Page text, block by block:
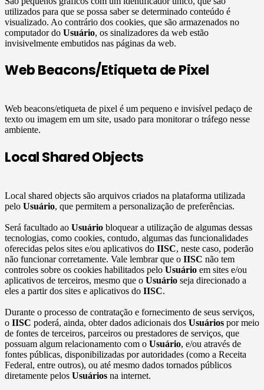
utilizados para que se possa saber se determinado conteúdo é
visualizado. Ao contrário dos cookies, que são armazenados no
computador do Usuário, os sinalizadores da web estão
invisivelmente embutidos nas páginas da web.
Web Beacons/Etiqueta de Pixel
Web beacons/etiqueta de pixel é um pequeno e invisível pedaço de
texto ou imagem em um site, usado para monitorar o tráfego nesse
ambiente.
Local Shared Objects
Local shared objects são arquivos criados na plataforma utilizada
pelo Usuário, que permitem a personalização de preferências.
Será facultado ao Usuário bloquear a utilização de algumas dessas
tecnologias, como cookies, contudo, algumas das funcionalidades
oferecidas pelos sites e/ou aplicativos do IISC, neste caso, poderão
não funcionar corretamente. Vale lembrar que o IISC não tem
controles sobre os cookies habilitados pelo Usuário em sites e/ou
aplicativos de terceiros, mesmo que o Usuário seja direcionado a
eles a partir dos sites e aplicativos do IISC.
Durante o processo de contratação e fornecimento de seus serviços,
o IISC poderá, ainda, obter dados adicionais dos Usuários por meio
de fontes de terceiros, parceiros ou prestadores de serviços, que
possuam algum relacionamento com o Usuário, e/ou através de
fontes públicas, disponibilizadas por autoridades (como a Receita
Federal, entre outros), ou até mesmo dados tornados públicos
diretamente pelos Usuários na internet.